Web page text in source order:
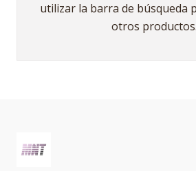
utilizar la barra de búsqueda
otros productos.